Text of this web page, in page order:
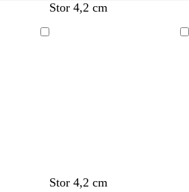
Stor 4,2 cm
Stor 4,2 cm